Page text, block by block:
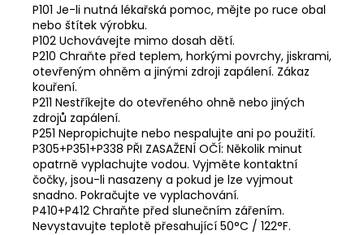
P101 Je-li nutná lékařská pomoc, mějte po ruce obal
nebo štítek výrobku.
P102 Uchovávejte mimo dosah dětí.
P210 Chraňte před teplem, horkými povrchy, jiskrami,
otevřeným ohněm a jinými zdroji zapálení. Zákaz
kouření.
P211 Nestříkejte do otevřeného ohně nebo jiných
zdrojů zapálení.
P251 Nepropichujte nebo nespalujte ani po použití.
P305+P351+P338 PŘI ZASAŽENÍ OČÍ: Několik minut
opatrně vyplachujte vodou. Vyjměte kontaktní
čočky, jsou-li nasazeny a pokud je lze vyjmout
snadno. Pokračujte ve vyplachování.
P410+P412 Chraňte před slunečním zářením.
Nevystavujte teplotě přesahující 50°C / 122°F.